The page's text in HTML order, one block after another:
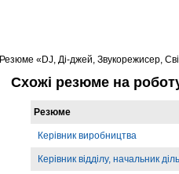
Резюме «DJ, Ді-джей, Звукорежисер,
Схожі резюме на
Резюме
Керівник виробництва
Керівник відділу, начальник